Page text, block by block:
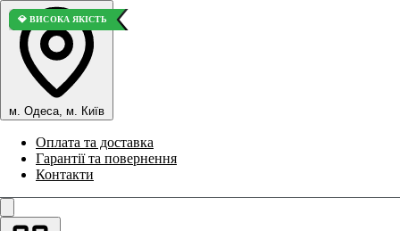
м. Одеса, м. Київ
Оплата та доставка
Гарантії та повернення
Контакти
⭐ ВИБІР ПОКУПЦІВ
💎 ВИСОКА ЯКІСТЬ